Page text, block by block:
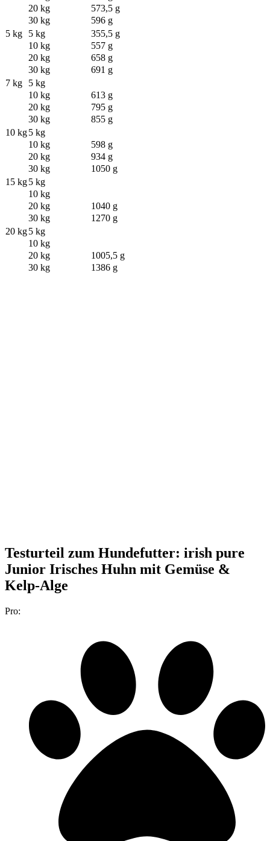
20 kg
573,5 g
30 kg
596 g
5 kg
5 kg
355,5 g
10 kg
557 g
20 kg
658 g
30 kg
691 g
7 kg
5 kg
10 kg
613 g
20 kg
795 g
30 kg
855 g
10 kg5 kg
10 kg
598 g
20 kg
934 g
30 kg
1050 g
15 kg5 kg
10 kg
20 kg
1040 g
30 kg
1270 g
20 kg5 kg
10 kg
20 kg
1005,5 g
30 kg
1386 g
Testurteil zum Hundefutter: irish pure
Junior Irisches Huhn mit Gemüse &
Kelp-Alge
Pro: